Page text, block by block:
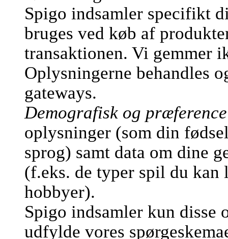
Spigo indsamler specifikt
bruges ved køb af
transaktionen. Vi gemmer
Oplysningerne behandles
gateways.
Demografisk og
oplysninger (som din
sprog) samt data om dine
(f.eks. de typer spil du kan
hobbyer).
Spigo indsamler kun
udfylde vores